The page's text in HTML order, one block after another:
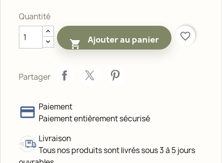
Quantité
 Ajouter au panier favorite_border
Partager
Paiement
Paiement entièrement sécurisé
Livraison
Tous nos produits sont livrés sous 3 à 5 jours